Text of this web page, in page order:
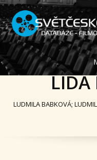
LÍDA
LUDMILA BABKOVÁ;